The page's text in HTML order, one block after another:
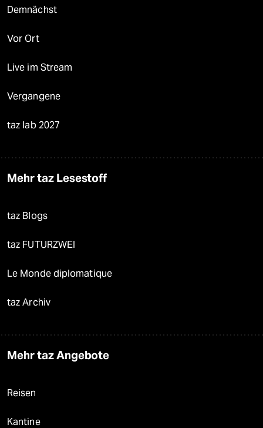
Demnächst
Vor Ort
Live im Stream
Vergangene
taz lab 2027
Mehr taz Lesestoff
taz Blogs
taz FUTURZWEI
Le Monde diplomatique
taz Archiv
Mehr taz Angebote
Reisen
Kantine